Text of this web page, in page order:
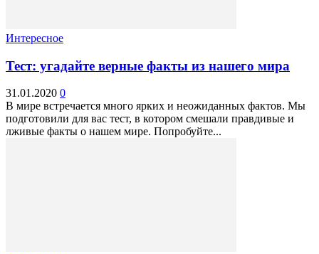
Интересное
Тест: угадайте верные факты из нашего мира
31.01.2020 0
В мире встречается много ярких и неожиданных фактов. Мы
подготовили для вас тест, в котором смешали правдивые и
лживые факты о нашем мире. Попробуйте...